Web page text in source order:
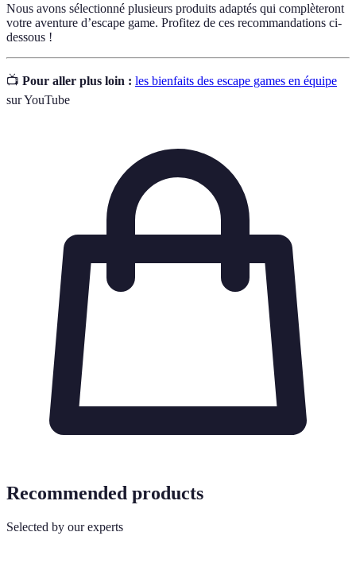
Nous avons sélectionné plusieurs produits adaptés qui complèteront
votre aventure d’escape game. Profitez de ces recommandations ci-
dessous !
📺 Pour aller plus loin : les bienfaits des escape games en équipe
sur YouTube
Recommended products
Selected by our experts